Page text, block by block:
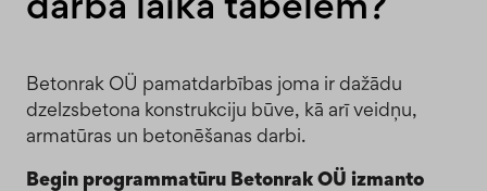
Betonrak OÜ pamatdarbības joma ir dažādu
dzelzsbetona konstrukciju būve, kā arī veidņu,
armatūras un betonēšanas darbi.
Begin programmatūru Betonrak OÜ izmanto